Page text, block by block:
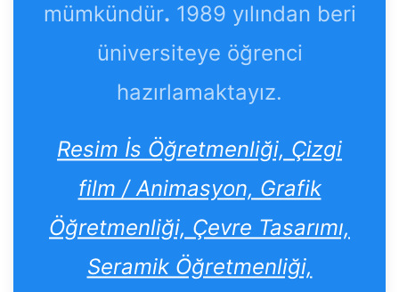
mümkündür. 1989 yılından beri
üniversiteye öğrenci
hazırlamaktayız.
Resim İs Öğretmenliği, Çizgi
film / Animasyon, Grafik
Öğretmenliği, Çevre Tasarımı,
Seramik Öğretmenliği,